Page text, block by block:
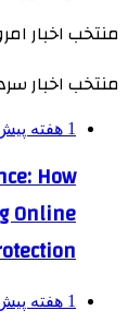
منتخب اخبار
منتخب اخبار
1 هفته پیش
How
Online
1 هفته پیش